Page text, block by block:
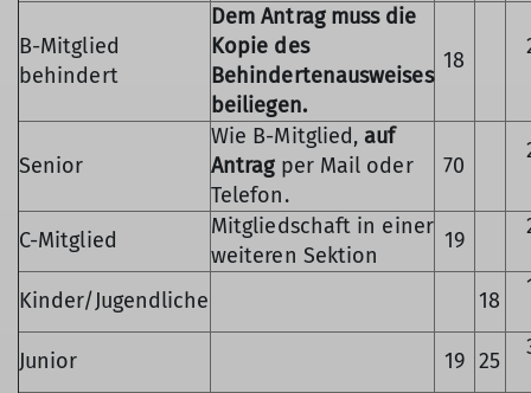
B-Mitglied
behindert
Dem Antrag muss die
Kopie des
Behindertenausweises
beiliegen.
18
Senior
Wie B-Mitglied,auf
Antragper Mail oder
Telefon.
70
C-Mitglied
Mitgliedschaft in einer
weiteren Sektion
19
Kinder/Jugendliche 18
Junior 19 25